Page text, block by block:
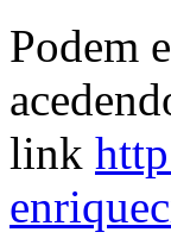
Podem
link